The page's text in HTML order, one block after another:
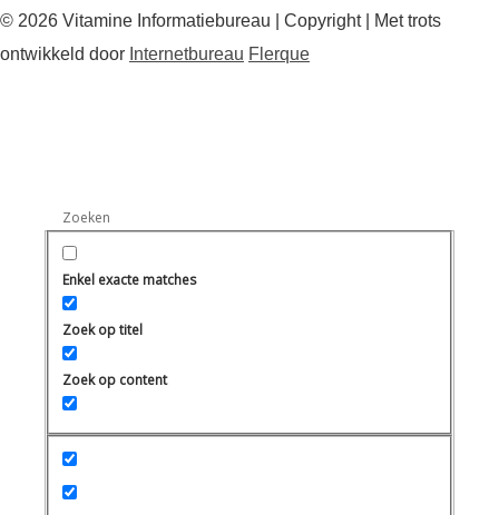
© 2026 Vitamine Informatiebureau | Copyright | Met trots
ontwikkeld door Internetbureau Flerque
Enkel exacte matches
Zoek op titel
Zoek op content